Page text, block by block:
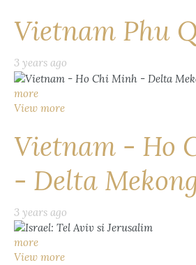
Vietnam Phu
3 years ago
more
View more
Vietnam - Ho
- Delta
3 years ago
more
View more